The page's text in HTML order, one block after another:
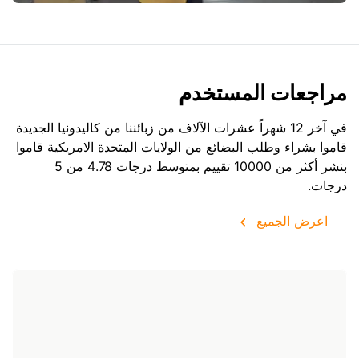
مراجعات المستخدم
في آخر 12 شهراً عشرات الآلاف من زبائننا من كاليدونيا الجديدة
قاموا بشراء وطلب البضائع من الولايات المتحدة الامريكية قاموا
بنشر أكثر من 10000 تقييم بمتوسط درجات 4.78 من 5
درجات.
اعرض الجميع